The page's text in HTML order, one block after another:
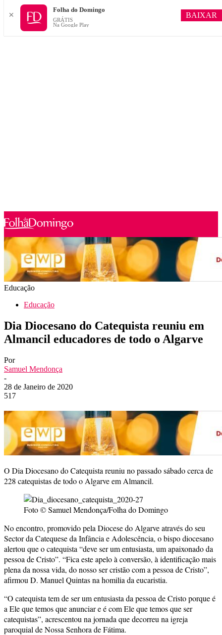
Educação
Educação
Dia Diocesano do Catequista reuniu em
Almancil educadores de todo o Algarve
Por
Samuel Mendonça
-
28 de Janeiro de 2020
517
O Dia Diocesano do Catequista reuniu no passado sábado cerca de
228 catequistas de todo o Algarve em Almancil.
Foto © Samuel Mendonça/Folha do Domingo
No encontro, promovido pela Diocese do Algarve através do seu
Sector da Catequese da Infância e Adolescência, o bispo diocesano
alertou que o catequista “deve ser um entusiasta, um apaixonado da
pessoa de Cristo”. “Fica este apelo à conversão, à identificação mais
plena da nossa vida, do nosso ser cristão com a pessoa de Cristo”,
afirmou D. Manuel Quintas na homilia da eucaristia.
“O catequista tem de ser um entusiasta da pessoa de Cristo porque é
a Ele que temos que anunciar e é com Ele que temos que ser
catequistas”, acrescentou na jornada que decorreu na igreja
paroquial de Nossa Senhora de Fátima.
✕
Folha do Domingo
GRÁTIS
Na Google Play
BAIXAR